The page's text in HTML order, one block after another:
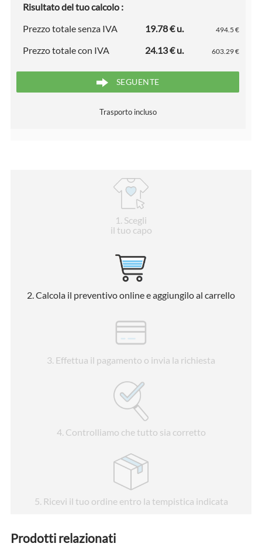
Risultato del tuo calcolo :
Prezzo totale senza IVA
19.78 € u. 494.5 €
Prezzo totale con IVA 24.13 € u. 603.29 €
SEGUENTE
Trasporto incluso
1 . Scegli
il tuo capo
2. Calcola il preventivo online e aggiungilo al carrello
3. Effettua il pagamento o invia la richiesta
4. Controlliamo che tutto sia corretto
5. Ricevi il tuo ordine entro la tempistica indicata
Prodotti relazionati